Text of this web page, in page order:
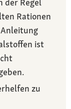
Rationen
ist
zu